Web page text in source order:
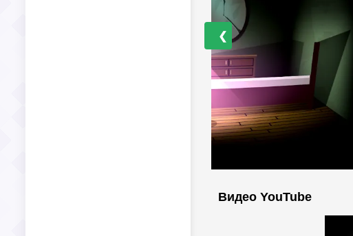
❮
Видео YouTube